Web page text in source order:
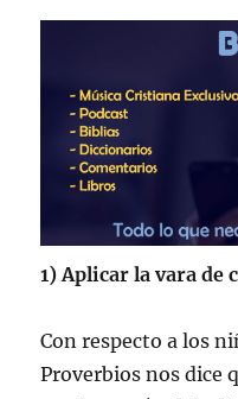
1) Aplicar la vara de
Con respecto a los
Proverbios nos dice